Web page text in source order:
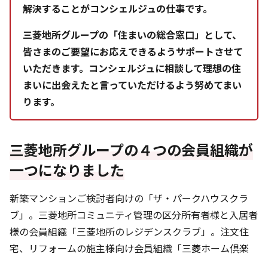
解決することがコンシェルジュの仕事です。
三菱地所グループの「住まいの総合窓口」として、
皆さまのご要望にお応えできるようサポートさせて
いただきます。コンシェルジュに相談して理想の住
まいに出会えたと言っていただけるよう努めてまい
ります。
三菱地所グループの４つの会員組織が
一つになりました
新築マンションご検討者向けの「ザ・パークハウスクラ
ブ」。三菱地所コミュニティ管理の区分所有者様と入居者
様の会員組織「三菱地所のレジデンスクラブ」。注文住
宅、リフォームの施主様向け会員組織「三菱ホーム倶楽